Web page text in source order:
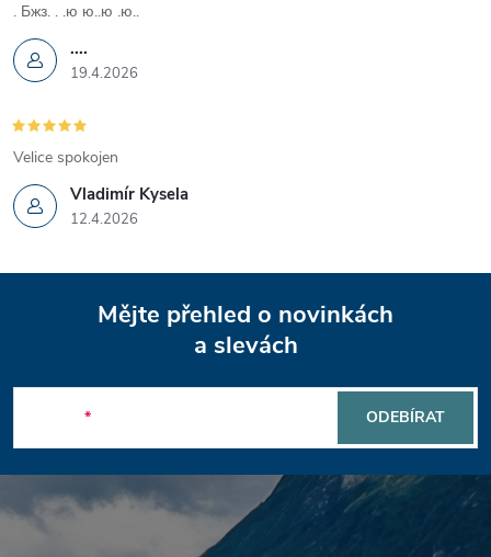
....
19.4.2026
. Бжз. . .ю ю..ю .ю..
Vladimír Kysela
12.4.2026
Velice spokojen
p
a
t
Mějte přehled o novinkách
a slevách
ODEBÍRAT